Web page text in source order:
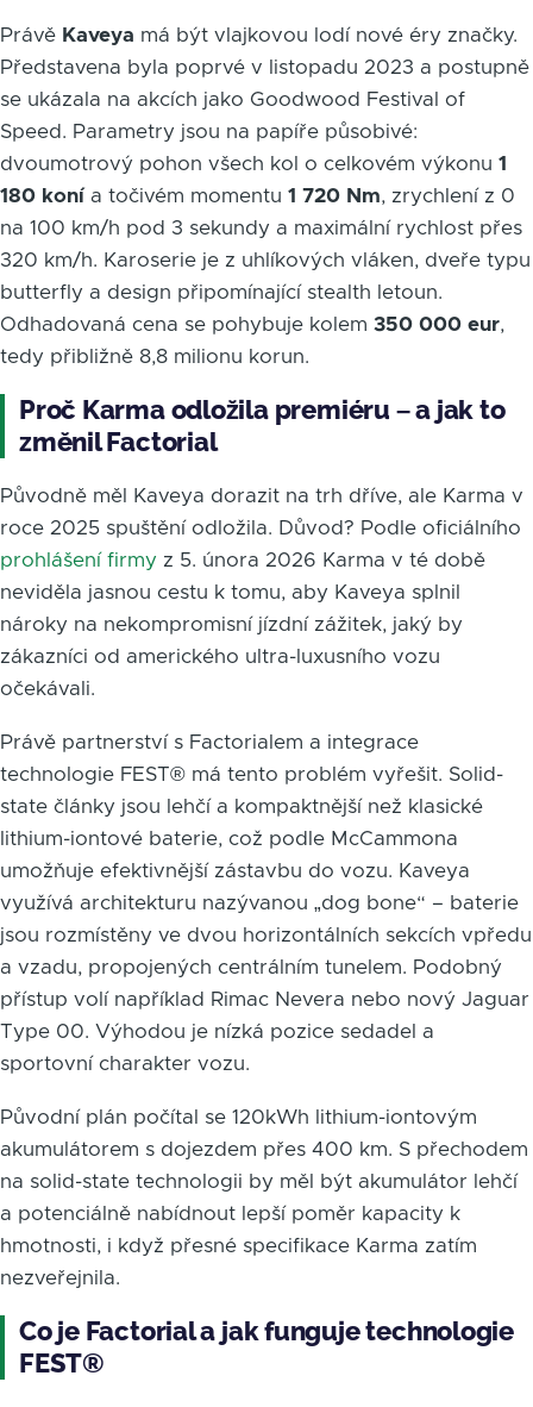
Právě Kaveya má být vlajkovou lodí nové éry značky.
Představena byla poprvé v listopadu 2023 a postupně
se ukázala na akcích jako Goodwood Festival of
Speed. Parametry jsou na papíře působivé:
dvoumotrový pohon všech kol o celkovém výkonu 1
180 koní a točivém momentu 1 720 Nm, zrychlení z 0
na 100 km/h pod 3 sekundy a maximální rychlost přes
320 km/h. Karoserie je z uhlíkových vláken, dveře typu
butterfly a design připomínající stealth letoun.
Odhadovaná cena se pohybuje kolem 350 000 eur,
tedy přibližně 8,8 milionu korun.
Proč Karma odložila premiéru – a jak to
změnil Factorial
Původně měl Kaveya dorazit na trh dříve, ale Karma v
roce 2025 spuštění odložila. Důvod? Podle oficiálního
prohlášení firmy z 5. února 2026 Karma v té době
neviděla jasnou cestu k tomu, aby Kaveya splnil
nároky na nekompromisní jízdní zážitek, jaký by
zákazníci od amerického ultra-luxusního vozu
očekávali.
Právě partnerství s Factorialem a integrace
technologie FEST® má tento problém vyřešit. Solid-
state články jsou lehčí a kompaktnější než klasické
lithium-iontové baterie, což podle McCammona
umožňuje efektivnější zástavbu do vozu. Kaveya
využívá architekturu nazývanou „dog bone“ – baterie
jsou rozmístěny ve dvou horizontálních sekcích vpředu
a vzadu, propojených centrálním tunelem. Podobný
přístup volí například Rimac Nevera nebo nový Jaguar
Type 00. Výhodou je nízká pozice sedadel a
sportovní charakter vozu.
Původní plán počítal se 120kWh lithium-iontovým
akumulátorem s dojezdem přes 400 km. S přechodem
na solid-state technologii by měl být akumulátor lehčí
a potenciálně nabídnout lepší poměr kapacity k
hmotnosti, i když přesné specifikace Karma zatím
nezveřejnila.
Co je Factorial a jak funguje technologie
FEST®